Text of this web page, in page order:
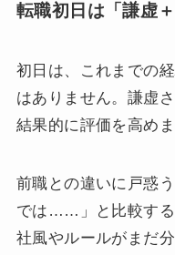
転職初日は「謙虚
初日は、これまでの
はありません。謙虚
結果的に評価を高めま
前職との違いに戸惑
では……」と比較する
社風やルールがまだ